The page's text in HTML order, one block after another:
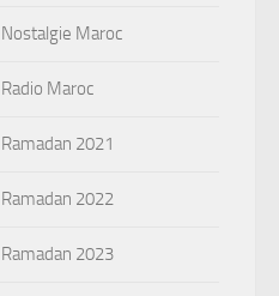
Nostalgie Maroc
Radio Maroc
Ramadan 2021
Ramadan 2022
Ramadan 2023